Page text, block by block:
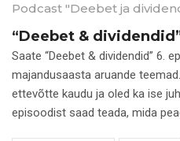
Podcast "Deebet ja
“Deebet &
Saate “Deebet & dividendid” 6.
majandusaasta aruande
ettevõtte kaudu ja oled ka ise
episoodist saad teada, mida